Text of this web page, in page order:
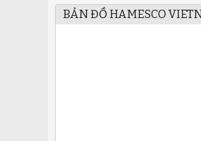
BẢN ĐỒ HAMESCO